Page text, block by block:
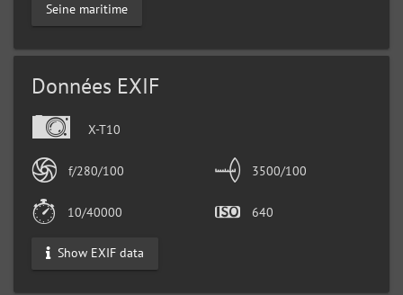
Seine maritime
Données EXIF
X-T10
f/280/100 3500/100
10/40000 640
Show EXIF data